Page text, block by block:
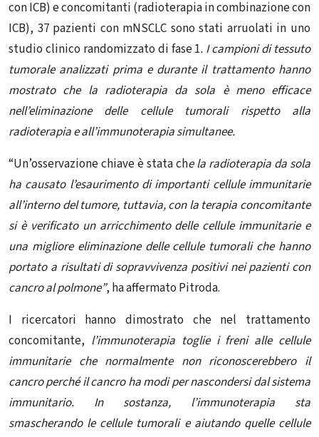
con ICB) e concomitanti (radioterapia in combinazione con
ICB), 37 pazienti con mNSCLC sono stati arruolati in uno
studio clinico randomizzato di fase 1. I campioni di tessuto
tumorale analizzati prima e durante il trattamento hanno
mostrato che la radioterapia da sola è meno efficace
nell’eliminazione delle cellule tumorali rispetto alla
radioterapia e all’immunoterapia simultanee.
“Un’osservazione chiave è stata che la radioterapia da sola
ha causato l’esaurimento di importanti cellule immunitarie
all’interno del tumore, tuttavia, con la terapia concomitante
si è verificato un arricchimento delle cellule immunitarie e
una migliore eliminazione delle cellule tumorali che hanno
portato a risultati di sopravvivenza positivi nei pazienti con
cancro al polmone”, ha affermato Pitroda.
I ricercatori hanno dimostrato che nel trattamento
concomitante, l’immunoterapia toglie i freni alle cellule
immunitarie che normalmente non riconoscerebbero il
cancro perché il cancro ha modi per nascondersi dal sistema
immunitario. In sostanza, l’immunoterapia sta
smascherando le cellule tumorali e aiutando quelle cellule